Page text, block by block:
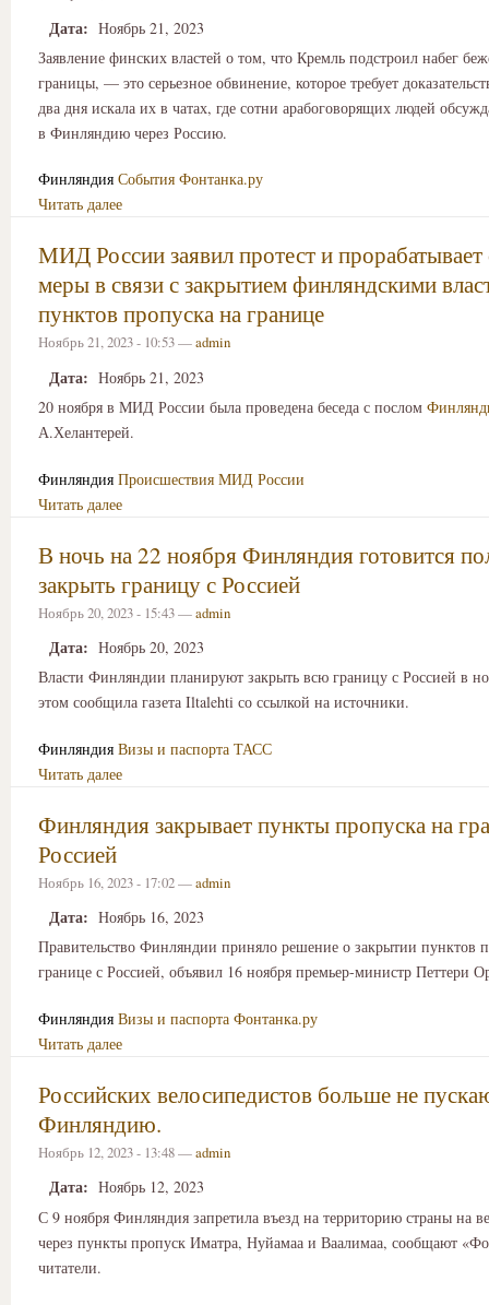
Дата: Ноябрь 21, 2023
Заявление финских властей о том, что Кремль подстроил набег
границы, — это серьезное обвинение, которое требует
два дня искала их в чатах, где сотни арабоговорящих людей
в Финляндию через Россию.
Финляндия События Фонтанка.ру
Читать далее
МИД России заявил протест и прорабатывает
меры в связи с закрытием финляндскими
пунктов пропуска на границе
Ноябрь 21, 2023 - 10:53 —admin
Дата: Ноябрь 21, 2023
20 ноября в МИД России была проведена беседа с послом
А.Хелантерей.
Финляндия Происшествия МИД России
Читать далее
В ночь на 22 ноября Финляндия готовится
закрыть границу с Россией
Ноябрь 20, 2023 - 15:43 —admin
Дата: Ноябрь 20, 2023
Власти Финляндии планируют закрыть всю границу с Россией в
этом сообщила газета Iltalehti со ссылкой на источники.
Финляндия Визы и паспорта ТАСС
Читать далее
Финляндия закрывает пункты пропуска на
Россией
Ноябрь 16, 2023 - 17:02 —admin
Дата: Ноябрь 16, 2023
Правительство Финляндии приняло решение о закрытии пунктов
границе с Россией, объявил 16 ноября премьер-министр Петтери
Финляндия Визы и паспорта Фонтанка.ру
Читать далее
Российских велосипедистов больше не
Финляндию.
Ноябрь 12, 2023 - 13:48 —admin
Дата: Ноябрь 12, 2023
С 9 ноября Финляндия запретила въезд на территорию страны на
через пункты пропуск Иматра, Нуйамаа и Ваалимаа, сообщают
читатели.